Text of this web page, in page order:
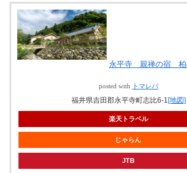
永平寺 親禅の宿 柏
posted with トマレバ
福井県吉田郡永平寺町志比6-1 [地図]
楽天トラベル
じゃらん
JTB